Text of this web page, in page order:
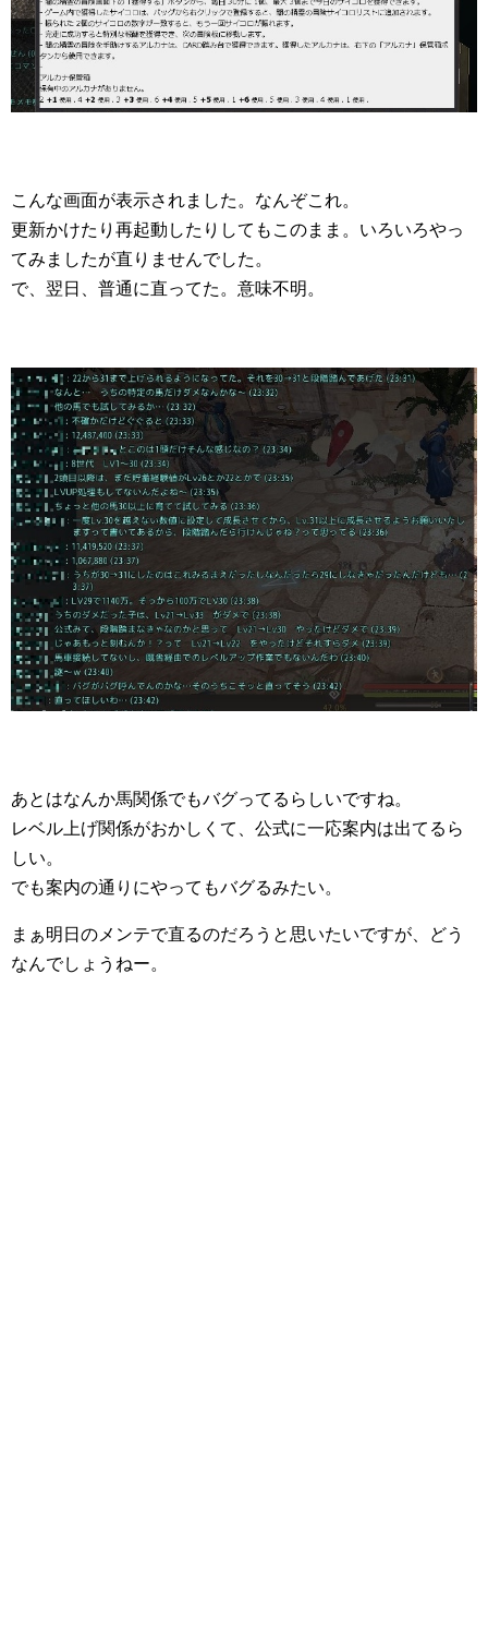
こんな画面が表示されました。なんぞこれ。
更新かけたり再起動したりしてもこのまま。いろいろやっ
てみましたが直りませんでした。
で、翌日、普通に直ってた。意味不明。
あとはなんか馬関係でもバグってるらしいですね。
レベル上げ関係がおかしくて、公式に一応案内は出てるら
しい。
でも案内の通りにやってもバグるみたい。
まぁ明日のメンテで直るのだろうと思いたいですが、どう
なんでしょうねー。